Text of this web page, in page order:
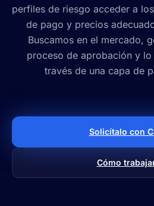
perfiles de riesgo acceder a
de pago y precios
Buscamos en el mercado,
proceso de aprobación y
través de una capa de
Solicítalo con
Cómo